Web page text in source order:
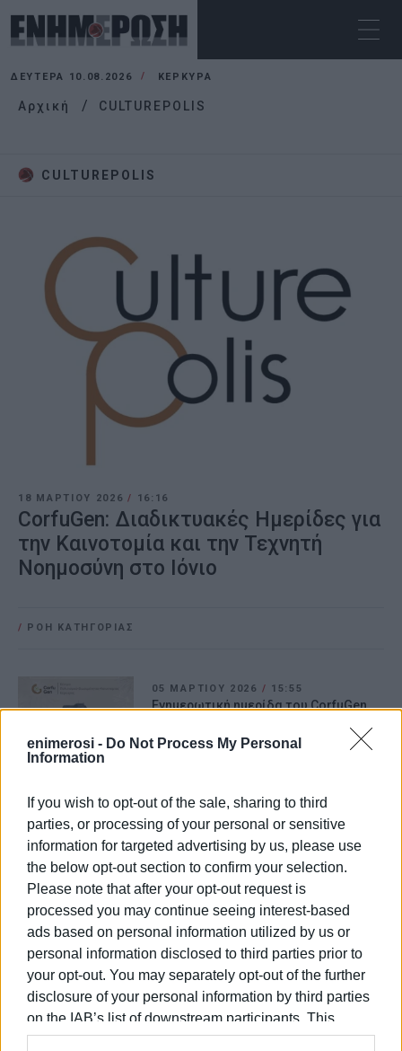
enimerosi - Do Not Process My Personal
Information
If you wish to opt-out of the sale, sharing to third
parties, or processing of your personal or sensitive
information for targeted advertising by us, please use
the below opt-out section to confirm your selection.
Please note that after your opt-out request is
processed you may continue seeing interest-based
ads based on personal information utilized by us or
personal information disclosed to third parties prior to
your opt-out. You may separately opt-out of the further
disclosure of your personal information by third parties
on the IAB’s list of downstream participants. This
information may also be disclosed by us to third parties
ΔΕΥΤΈΡΑ 10.08.2026 ΚΕΡΚΥΡΑ
Αρχική CULTUREPOLIS
CULTUREPOLIS
18 ΜΑΡΤΊΟΥ 2026/ 16:16
CorfuGen: Διαδικτυακές Ημερίδες για
την Καινοτομία και την Τεχνητή
Νοημοσύνη στο Ιόνιο
/ ΡΟΗ ΚΑΤΗΓΟΡΙΑΣ
05 ΜΑΡΤΊΟΥ 2026 / 15:55
Ενημερωτική ημερίδα του CorfuGen
“Τέχνες, Γράμματα και Πολιτική στην
παλιά πόλη της Κέρκυρας”
29 ΙΑΝΟΥΑΡΊΟΥ 2024/16:04
Η CulturePolis κόβει την πίτα της
22 ΜΑΡΤΊΟΥ 2023/ 10:53
Διαδικτυακή έρευνα γνώμης πολιτών
από την CULTUREPOLIS